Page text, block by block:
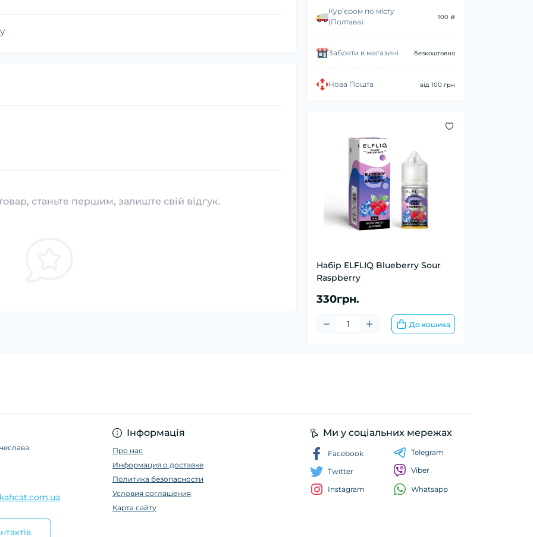
Курʼєром по місту
(Полтава)
100 ₴
Забрати в магазині безкоштовно
Нова Пошта від 100 грн
Набір ELFLIQ Blueberry Sour
Raspberry
330грн.
До кошика
станьте першим, залиште свій відгук.
Інформація
Про нас
Информация о доставке
Политика безопасности
Условия соглашения
Карта сайту
Ми у соціальних мережах
Facebook
Twitter
Instagram
Telegram
Viber
Whatsapp